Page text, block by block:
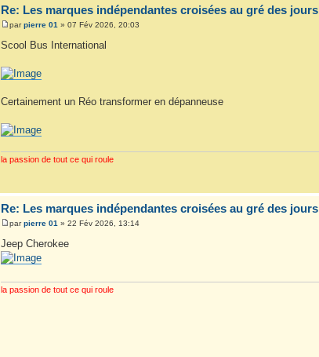
Re: Les marques indépendantes croisées au gré des jours
parpierre 01 » 07 Fév 2026, 20:03
Scool Bus International
Certainement un Réo transformer en dépanneuse
la passion de tout ce qui roule
Re: Les marques indépendantes croisées au gré des jours
parpierre 01 » 22 Fév 2026, 13:14
Jeep Cherokee
la passion de tout ce qui roule